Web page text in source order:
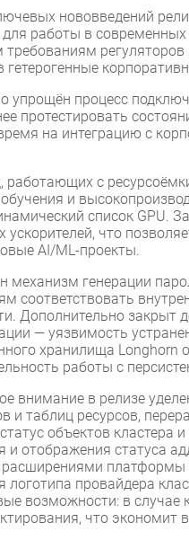
нововведений
работы в современных
регуляторов
гетерогенные
упрощён процесс
протестировать
на интеграцию с
с
и
список GPU.
ускорителей, что
AI/ML-проекты.
механизм генерации
соответствовать
Дополнительно закрыт
— уязвимость
хранилища Longhorn
работы с
внимание в релизе
и таблиц ресурсов,
объектов кластера
и отображения статуса
расширениями
логотипа провайдера
возможности: в
что экономит